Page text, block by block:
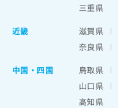
三重県
近畿
滋賀県
奈良県
中国・四国
鳥取県
山口県
高知県